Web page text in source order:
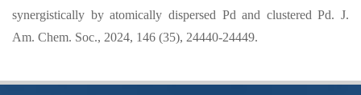
synergistically by atomically dispersed Pd and clustered Pd. J.
Am. Chem. Soc., 2024, 146 (35), 24440-24449.